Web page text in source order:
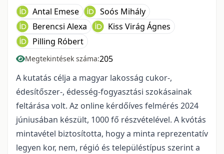
Antal Emese
Soós Mihály
Berencsi Alexa
Kiss Virág Ágnes
Pilling Róbert
Megtekintések száma:205
A kutatás célja a magyar lakosság cukor-,
édesítőszer-, édesség-fogyasztási szokásainak
feltárása volt. Az online kérdőíves felmérés 2024
júniusában készült, 1000 fő részvételével. A kvótás
mintavétel biztosította, hogy a minta reprezentatív
legyen kor, nem, régió és településtípus szerint a